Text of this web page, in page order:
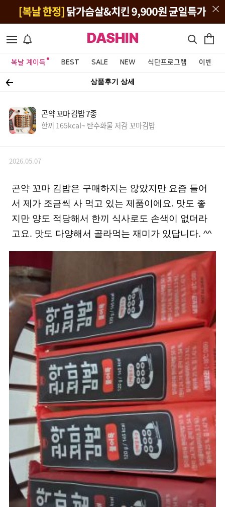
DASHIN
복날 계이득 BEST SALE NEW 식단프로그램 이벤트&
상품후기 상세
곤약 꼬마 김밥 7종
한끼 165kcal~ 탄수화물 저감 꼬마김밥
2026.05.07
곤약 꼬마 김밥은 구매하지는 않았지만 요즘 들어
서 제가 조금씩 사 먹고 있는 제품이에요. 맛도 좋
지만 양도 적당해서 한끼 식사로도 손색이 없더라
고요. 맛도 다양해서 골라먹는 재미가 있답니다. ^^